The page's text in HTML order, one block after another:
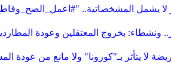
يشمل المشخصاتية..
بخروج المعتقلين وعودة
لا يتأثر بـ"كورونا" ولا مانع من عودة